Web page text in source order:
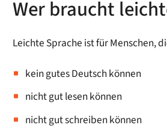
Wer braucht
Leichte Sprache ist für Menschen,
kein gutes Deutsch können
nicht gut lesen können
nicht gut schreiben können